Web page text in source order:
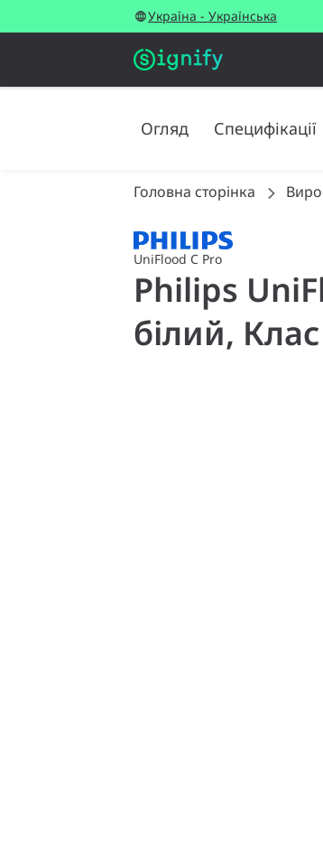
Україна - Українська
Огляд Специфікації
Головна сторінка
UniFlood C Pro
Philips
білий,